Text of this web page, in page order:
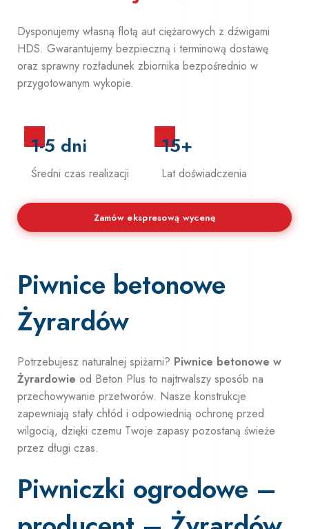
Zobacz ofertę
Dysponujemy własną flotą aut ciężarowych z dźwigami
HDS. Gwarantujemy bezpieczną i terminową dostawę
oraz sprawny rozładunek zbiornika bezpośrednio w
przygotowanym wykopie.
1-5 dni
Średni czas realizacji
15+
Lat doświadczenia
Zamów ekspresową wycenę
Piwnice betonowe
Żyrardów
Potrzebujesz naturalnej spiżarni? Piwnice betonowe w
Żyrardowie od Beton Plus to najtrwalszy sposób na
przechowywanie przetworów. Nasze konstrukcje
zapewniają stały chłód i odpowiednią ochronę przed
wilgocią, dzięki czemu Twoje zapasy pozostaną świeże
przez długi czas.
Piwniczki ogrodowe –